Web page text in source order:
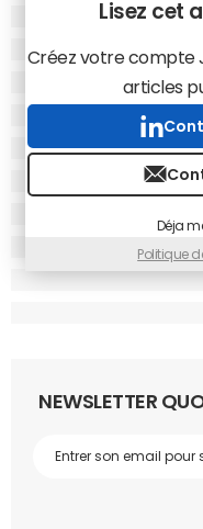
Lisez cet
Créez votre compte
articles
Déja
Politique
NEWSLETTER